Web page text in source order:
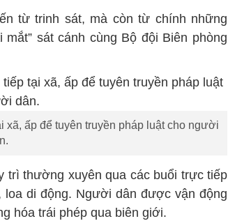
từ trinh sát, mà còn từ chính những
sát cánh cùng Bộ đội Biên phòng
xã, ấp để tuyên truyền pháp luật cho người
trì thường xuyên qua các buổi trực tiếp
di động. Người dân được vận động
hóa trái phép qua biên giới.